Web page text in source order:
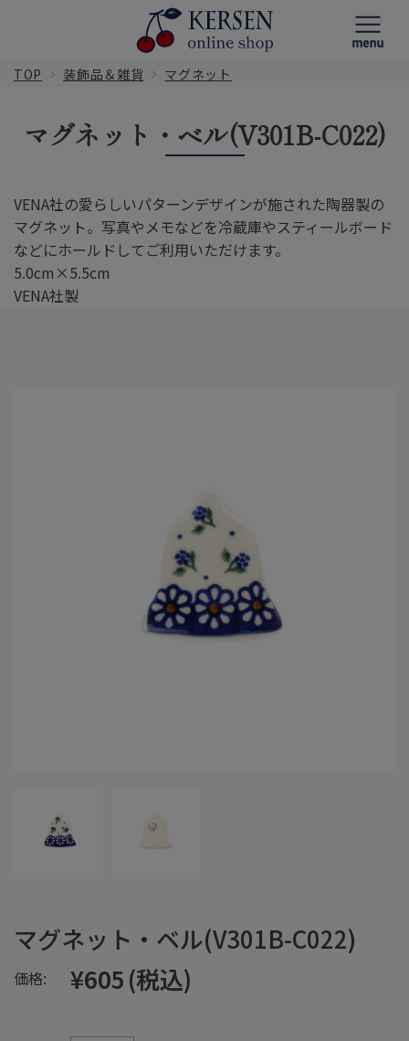
TOP 装飾品＆雑貨 マグネット
マグネット・ベル(V301B-C022)
VENA社の愛らしいパターンデザインが施された陶器製の
マグネット。写真やメモなどを冷蔵庫やスティールボード
などにホールドしてご利用いただけます。
5.0cm×5.5cm
VENA社製
マグネット・ベル(V301B-C022)
価格: ¥605(税込)